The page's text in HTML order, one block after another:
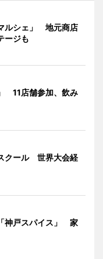
ルシェ」 地元商店
ージも
11店舗参加、飲み
クール 世界大会経
神戸スパイス」 家